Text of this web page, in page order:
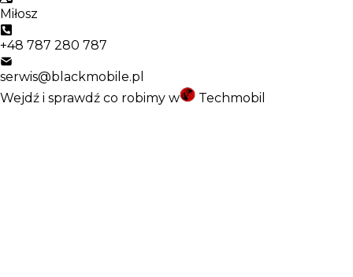
Miłosz
+48 787 280 787
serwis@blackmobile.pl
Wejdź i sprawdź co robimy w
Techmobil